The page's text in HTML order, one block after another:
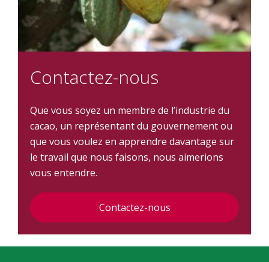
Contactez-nous
Que vous soyez un membre de l’industrie du
cacao, un représentant du gouvernement ou
que vous voulez en apprendre davantage sur
le travail que nous faisons, nous aimerions
vous entendre.
Contactez-nous